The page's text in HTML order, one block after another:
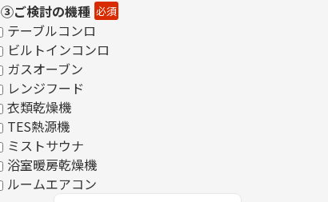
③ご検討の機種 必須
テーブルコンロ
ビルトインコンロ
ガスオーブン
レンジフード
衣類乾燥機
TES熱源機
ミストサウナ
浴室暖房乾燥機
ルームエアコン